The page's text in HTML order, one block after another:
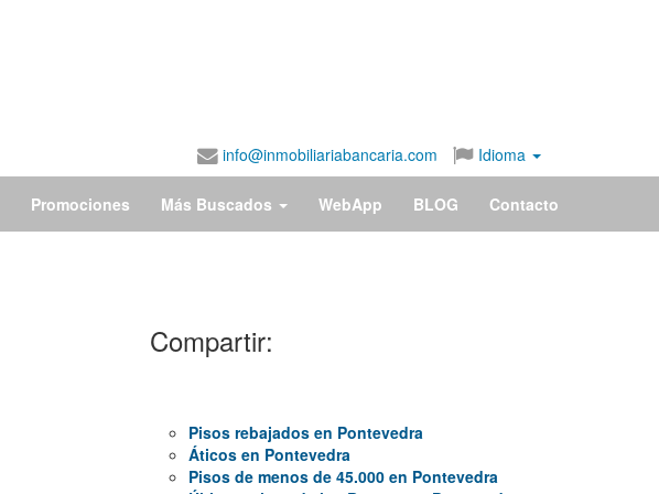
info@inmobiliariabancaria.com Idioma
Promociones Más Buscados WebApp BLOG Contacto
Compartir:
Pisos rebajados en Pontevedra
Áticos en Pontevedra
Pisos de menos de 45.000 en Pontevedra